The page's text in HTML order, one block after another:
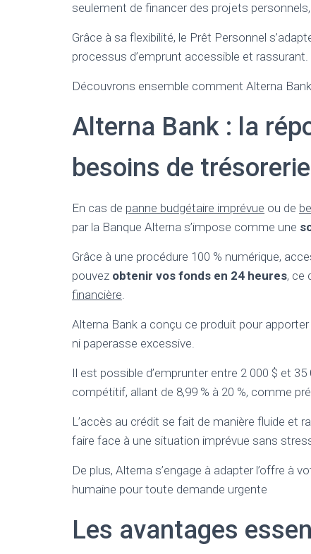
seulement de financer des projets
Grâce à sa flexibilité, le Prêt Personnel
processus d’emprunt accessible et rassurant.
Découvrons ensemble comment Alterna
Alterna Bank : la
besoins de trésorerie
En cas de panne budgétaire imprévue ou de
par la Banque Alterna s’impose comme une
Grâce à une procédure 100 % numérique,
pouvez obtenir vos fonds en 24 heures, ce
financière.
Alterna Bank a conçu ce produit pour apporter
ni paperasse excessive.
Il est possible d’emprunter entre 2 000 $ et
compétitif, allant de 8,99 % à 20 %, comme
L’accès au crédit se fait de manière fluide et
faire face à une situation imprévue sans
De plus, Alterna s’engage à adapter l’offre à
humaine pour toute demande urgente
Les avantages